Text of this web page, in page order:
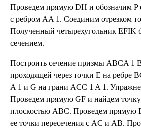
Проведем прямую DH и обозначим P
с ребром AA 1. Соединим отрезком
Полученный четырехугольник EFIK
сечением.
Построить сечение призмы ABCA 1
проходящей через точки E на ребре
A 1 и G на грани ACC 1 A 1.
Проведем прямую GF и найдем точку
плоскостью ABC. Проведем прямую
ее точки пересечения с AC и AB.